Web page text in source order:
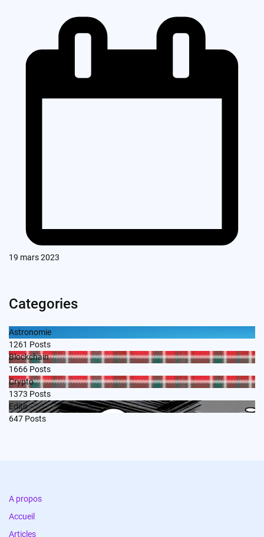
19 mars 2023
Categories
Astronomie
1261 Posts
Blockchain
1666 Posts
Crypto
1373 Posts
Edito
647 Posts
A propos
Accueil
Articles